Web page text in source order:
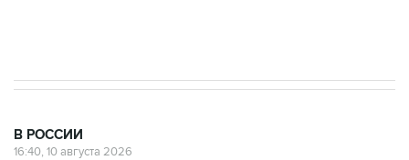
В РОССИИ
16:40, 10 августа 2026